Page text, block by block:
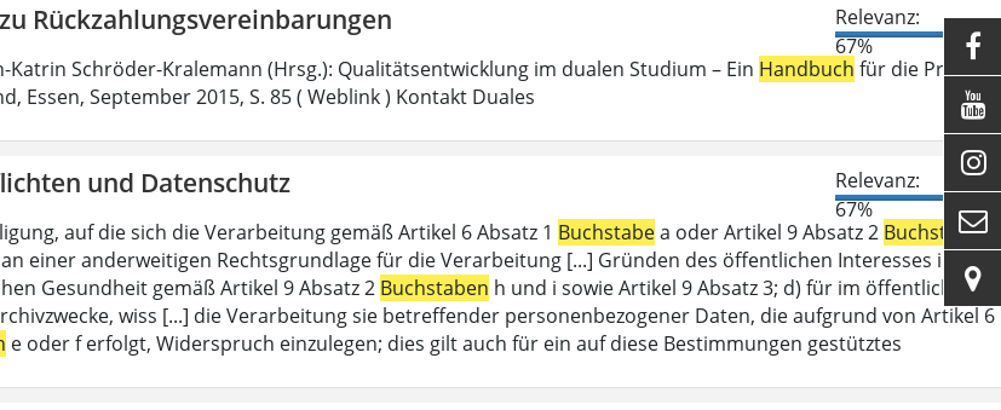
Rückzahlungsvereinbarungen
Relevanz:
67%
Katrin Schröder-Kralemann (Hrsg.): Qualitätsentwicklung im dualen Studium – Ein Handbuch für die Praxis .
Essen, September 2015, S. 85 ( Weblink ) Kontakt Duales
und Datenschutz
Relevanz:
67%
auf die sich die Verarbeitung gemäß Artikel 6 Absatz 1 Buchstabea oder Artikel 9 Absatz 2 Buchstabea
einer anderweitigen Rechtsgrundlage für die Verarbeitung [...] Gründen des öffentlichen Interesses im
Gesundheit gemäß Artikel 9 Absatz 2 Buchstaben h und i sowie Artikel 9 Absatz 3; d) für im öffentlichen
wiss [...] die Verarbeitung sie betreffender personenbezogener Daten, die aufgrund von Artikel 6
e oder f erfolgt, Widerspruch einzulegen; dies gilt auch für ein auf diese Bestimmungen gestütztes




